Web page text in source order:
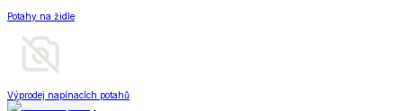
Potahy na židle
Výprodej napínacích potahů